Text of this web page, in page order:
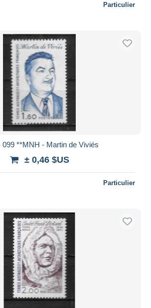
Particulier
099 **MNH - Martin de Viviés
± 0,46 $US
Particulier